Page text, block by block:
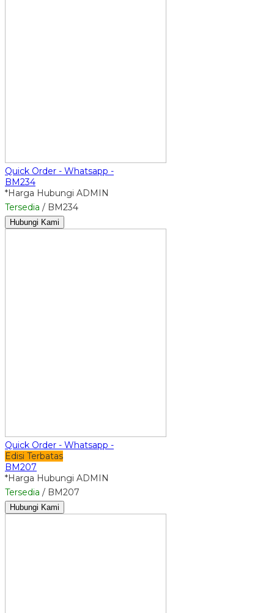
Quick Order - Whatsapp -
BM234
*Harga Hubungi ADMIN
Tersedia / BM234
Hubungi Kami
Quick Order - Whatsapp -
Edisi Terbatas
BM207
*Harga Hubungi ADMIN
Tersedia / BM207
Hubungi Kami